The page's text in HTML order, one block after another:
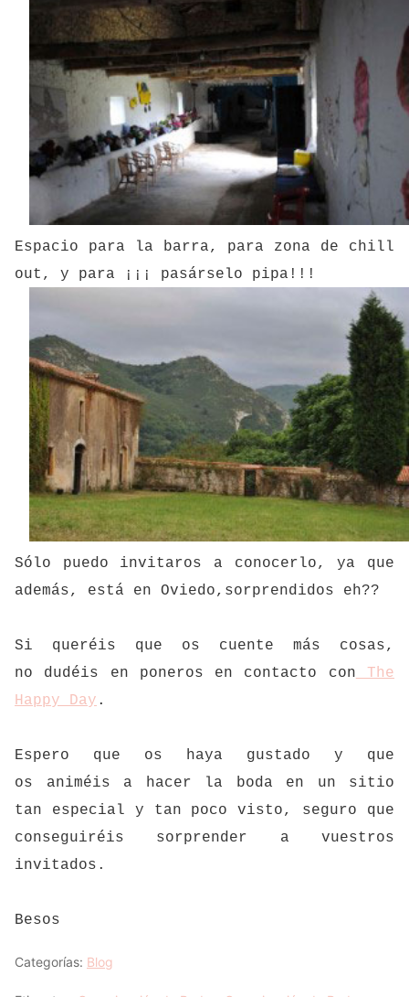
Espacio para la barra, para zona de chill
out, y para ¡¡¡ pasárselo pipa!!!
Sólo puedo invitaros a conocerlo, ya que
además, está en Oviedo,sorprendidos eh??
Si queréis que os cuente más cosas,
no dudéis en poneros en contacto con The
Happy Day .
Espero que os haya gustado y que
os animéis a hacer la boda en un sitio
tan especial y tan poco visto, seguro que
conseguiréis sorprender a vuestros
invitados.
Besos
Categorías: Blog